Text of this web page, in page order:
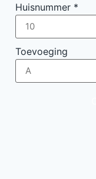
Huisnummer *
Toevoeging